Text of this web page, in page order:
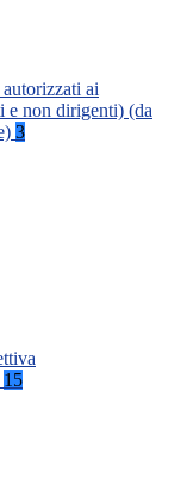
ai
e non dirigenti) (da
3
15